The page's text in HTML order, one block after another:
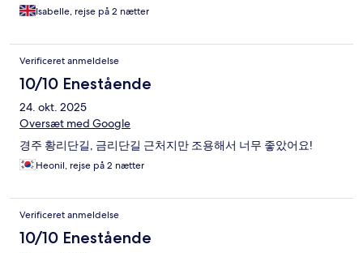
Isabelle, rejse på 2 nætter
Verificeret anmeldelse
10/10 Enestående
24. okt. 2025
Oversæt med Google
경주 황리단길, 금리단길 근처지만 조용해서 너무 좋았어요!
Heonil, rejse på 2 nætter
Verificeret anmeldelse
10/10 Enestående